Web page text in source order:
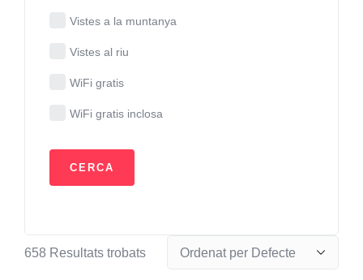
Vistes a la muntanya
Vistes al riu
WiFi gratis
WiFi gratis inclosa
658 Resultats trobats